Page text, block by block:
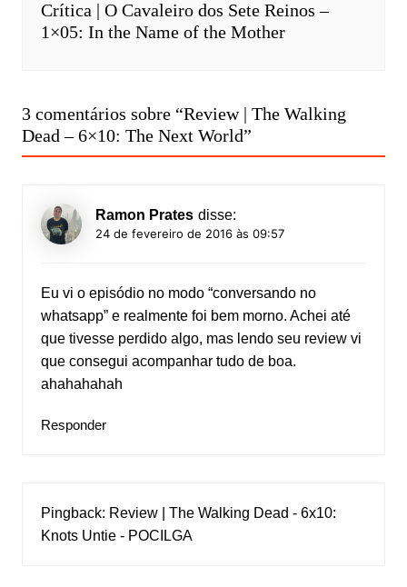
Crítica | O Cavaleiro dos Sete Reinos –
1×05: In the Name of the Mother
3 comentários sobre “Review | The Walking
Dead – 6×10: The Next World”
Ramon Prates disse:
24 de fevereiro de 2016 às 09:57
Eu vi o episódio no modo “conversando no
whatsapp” e realmente foi bem morno. Achei até
que tivesse perdido algo, mas lendo seu review vi
que consegui acompanhar tudo de boa.
ahahahahah
Responder
Pingback: Review | The Walking Dead - 6x10:
Knots Untie - POCILGA